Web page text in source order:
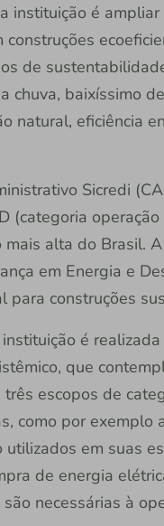
instituição é
de
chuva, baixíssimo
natural, eficiência
Sicredi
(categoria
alta do Brasil.
em Energia e
para construções
é
que
escopos de
como por exemplo
em suas
de energia
necessárias à